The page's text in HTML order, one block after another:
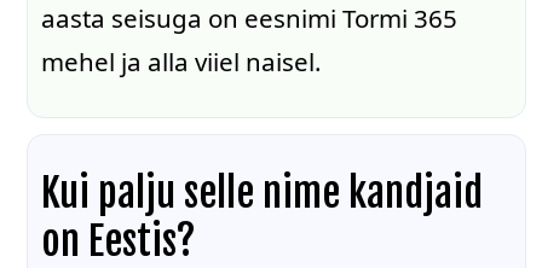
aasta seisuga on eesnimi Tormi 365
mehel ja alla viiel naisel.
Kui palju selle nime kandjaid
on Eestis?